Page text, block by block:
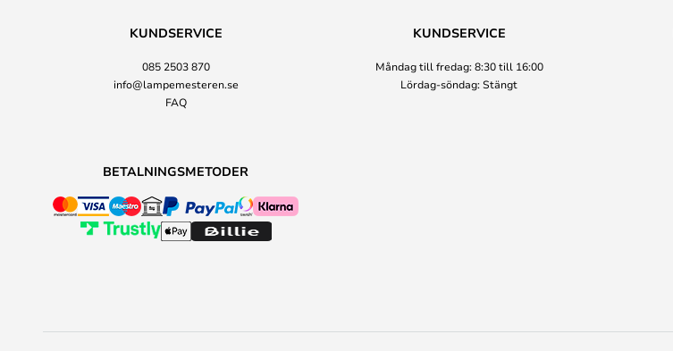
KUNDSERVICE
085 2503 870
info@lampemesteren.se
FAQ
KUNDSERVICE
Måndag till fredag: 8:30 till 16:00
Lördag-söndag: Stängt
BETALNINGSMETODER